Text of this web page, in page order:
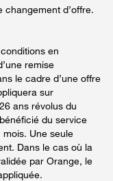
d’offre.
en
remise
le cadre d’une offre
sur
ans révolus du
du service
mois. Une seule
Dans le cas où la
par Orange, le